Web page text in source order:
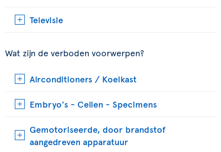
Televisie
Wat zijn de verboden voorwerpen?
Airconditioners / Koelkast
Embryo's - Cellen - Specimens
Gemotoriseerde, door brandstof
aangedreven apparatuur